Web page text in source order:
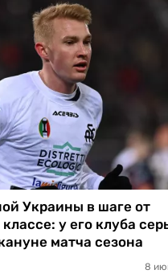
Украины в шаге от
у его клуба
матча сезона
8